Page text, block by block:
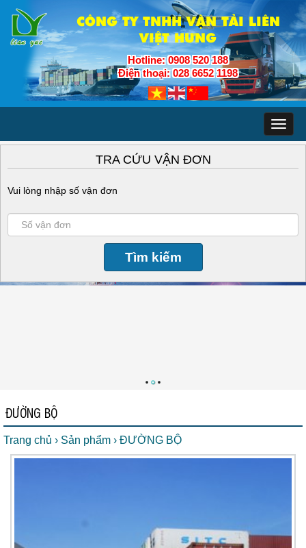
CÔNG TY TNHH VẬN TẢI LIÊN
VIỆT HƯNG
Hotline: 0908 520 188
Điện thoại: 028 6652 1198
Toggle
TRA CỨU VẬN ĐƠN
Vui lòng nhập số vận đơn
Tìm kiếm
ĐƯỜNG BỘ
Trang chủ › Sản phẩm › ĐƯỜNG BỘ